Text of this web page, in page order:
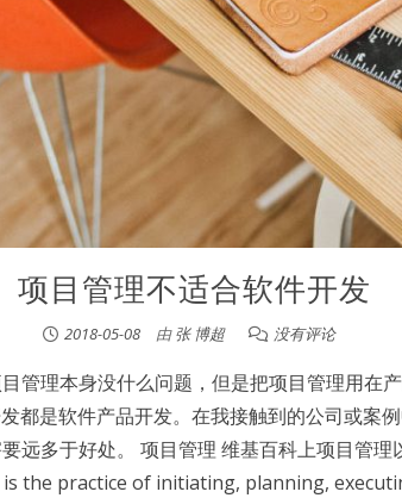
项目管理不适合软件开发
2018-05-08 由张 博超 没有评论
管理本身没什么问题，但是把项目管理用在
都是软件产品开发。在我接触到的公司或案
远多于好处。 项目管理 维基百科上项目管理
the practice of initiating, planning,